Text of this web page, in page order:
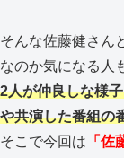
そんな佐藤健さん
なのか気になる人
2人が仲良しな様
や共演した番組の
そこで今回は 「